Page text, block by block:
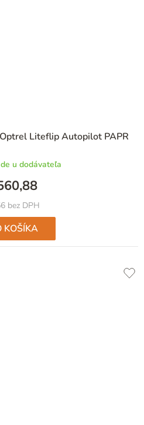
Liteflip Autopilot PAPR
u dodávateľa
bez DPH
KOŠÍKA